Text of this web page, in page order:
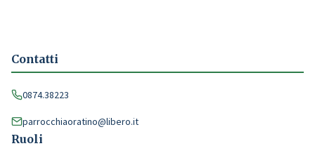
Contatti
0874.38223
parrocchiaoratino@libero.it
Ruoli